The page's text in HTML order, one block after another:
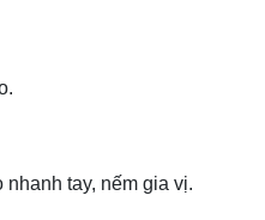
tay, nếm gia vị.